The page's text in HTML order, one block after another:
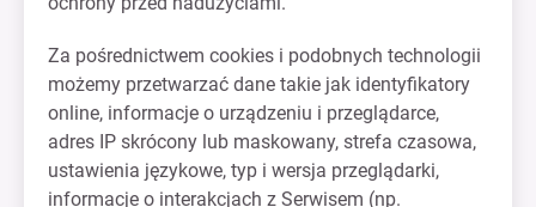
Za pośrednictwem cookies i podobnych technologii
możemy przetwarzać dane takie jak identyfikatory
online, informacje o urządzeniu i przeglądarce,
adres IP skrócony lub maskowany, strefa czasowa,
ustawienia językowe, typ i wersja przeglądarki,
informacje o interakcjach z Serwisem (np.